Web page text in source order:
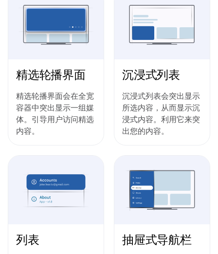
精选轮播界面
精选轮播界面会在全宽
容器中突出显示一组媒
体。引导用户访问精选
内容。
沉浸式列表
沉浸式列表会突出显示
所选内容，从而显示沉
浸式内容。利用它来突
出您的内容。
列表 抽屉式导航栏